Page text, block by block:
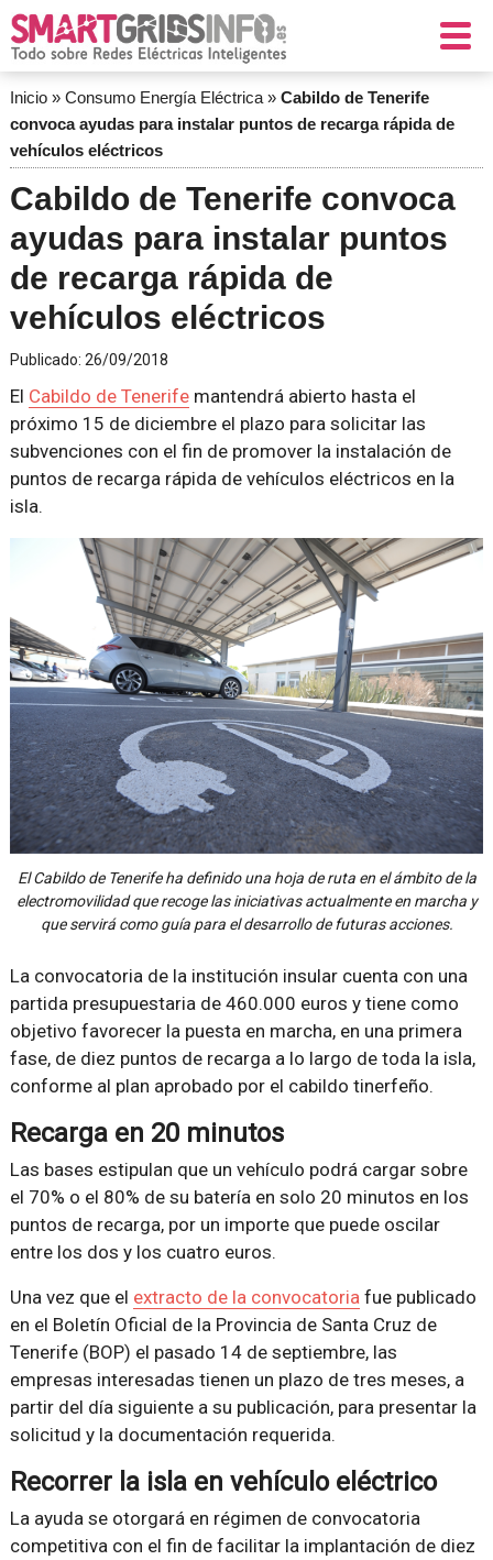
Inicio» Consumo Energía Eléctrica» Cabildo de Tenerife
convoca ayudas para instalar puntos de recarga rápida de
vehículos eléctricos
Cabildo de Tenerife convoca
ayudas para instalar puntos
de recarga rápida de
vehículos eléctricos
Publicado: 26/09/2018
El Cabildo de Tenerifemantendrá abierto hasta el
próximo 15 de diciembre el plazo para solicitar las
subvenciones con el fin de promover la instalación de
puntos de recarga rápida de vehículos eléctricos en la
isla.
El Cabildo de Tenerife ha definido una hoja de ruta en el ámbito de la
electromovilidad que recoge las iniciativas actualmente en marcha y
que servirá como guía para el desarrollo de futuras acciones.
La convocatoria de la institución insular cuenta con una
partida presupuestaria de 460.000 euros y tiene como
objetivo favorecer la puesta en marcha, en una primera
fase, de diez puntos de recarga a lo largo de toda la isla,
conforme al plan aprobado por el cabildo tinerfeño.
Recarga en 20 minutos
Las bases estipulan que un vehículo podrá cargar sobre
el 70% o el 80% de su batería en solo 20 minutos en los
puntos de recarga, por un importe que puede oscilar
entre los dos y los cuatro euros.
Una vez que el extracto de la convocatoria fue publicado
en el Boletín Oficial de la Provincia de Santa Cruz de
Tenerife (BOP) el pasado 14 de septiembre, las
empresas interesadas tienen un plazo de tres meses, a
partir del día siguiente a su publicación, para presentar la
solicitud y la documentación requerida.
Recorrer la isla en vehículo eléctrico
La ayuda se otorgará en régimen de convocatoria
competitiva con el fin de facilitar la implantación de diez